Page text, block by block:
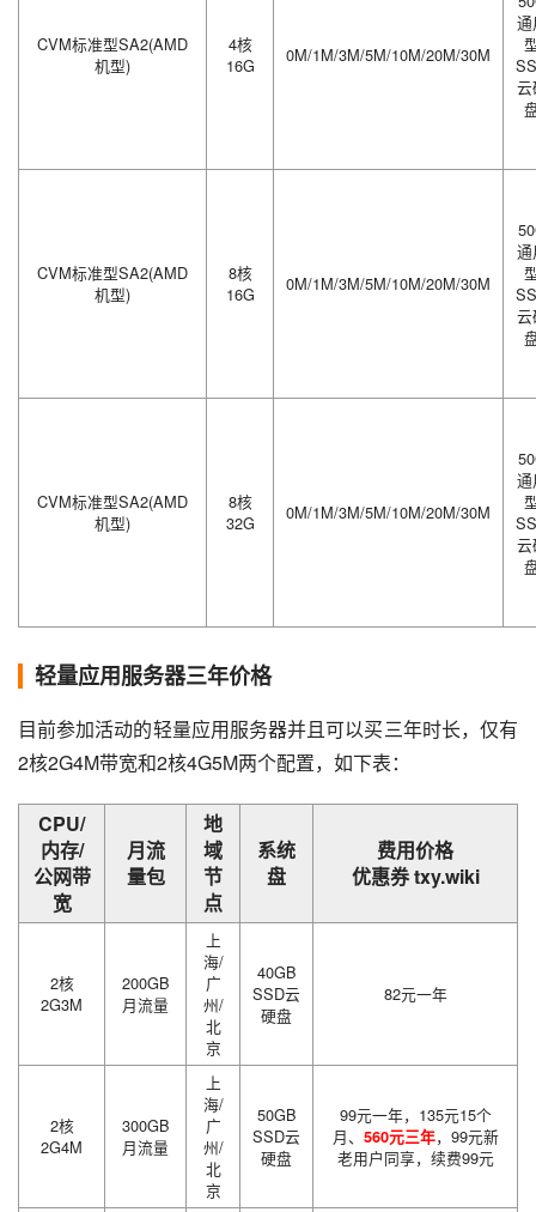
CVM标准型SA2(AMD
机型)
4核
16G
0M/1M/3M/5M/10M/20M/30M
通
云
CVM标准型SA2(AMD
机型)
8核
16G
0M/1M/3M/5M/10M/20M/30M
通
云
CVM标准型SA2(AMD
机型)
8核
32G
0M/1M/3M/5M/10M/20M/30M
通
云
轻量应用服务器三年价格
目前参加活动的轻量应用服务器并且可以买三年时长，仅有
2核2G4M带宽和2核4G5M两个配置，如下表：
CPU/
内存/
公网带
宽
月流
量包
地
域
节
点
系统
盘
费用价格
优惠券 txy.wiki
2核
2G3M
200GB
月流量
上
海/
广
州/
北
京
40GB
SSD云
硬盘
82元一年
2核
2G4M
300GB
月流量
上
海/
广
州/
北
京
50GB
SSD云
硬盘
99元一年，135元15个
月、 560元三年，99元新
老用户同享，续费99元